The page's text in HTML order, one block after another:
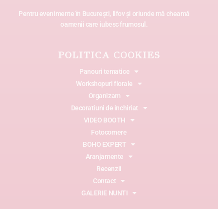
Pentru evenimente în București, Ilfov și oriunde mă cheamă
oamenii care iubesc frumosul.
POLITICA COOKIES
Panouri tematice
Workshopuri florale
Organizam
Decoratiuni de inchiriat
VIDEO BOOTH
Fotocornere
BOHO EXPERT
Aranjamente
Recenzii
Contact
GALERIE NUNTI